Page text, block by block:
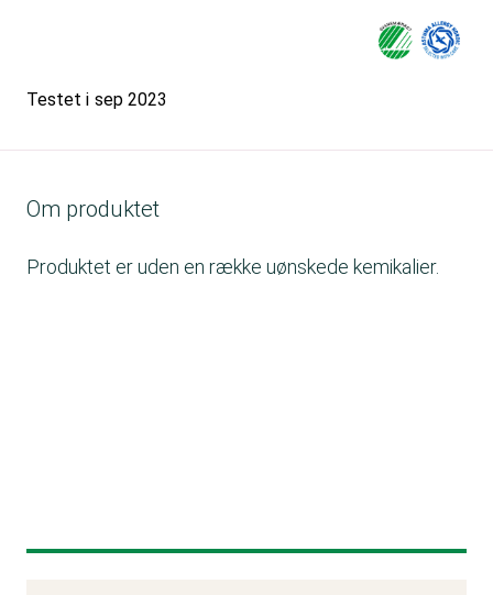
Testet i sep 2023
Om produktet
Produktet er uden en række uønskede kemikalier.